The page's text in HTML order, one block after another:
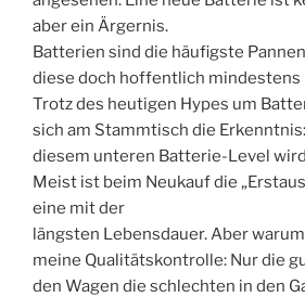
aber ein Ärgernis.
Batterien sind die häufigste
diese doch hoffentlich mindestens
Trotz des heutigen Hypes um
sich am Stammtisch die
diesem unteren Batterie-Level
Meist ist beim Neukauf die
eine mit der
längsten Lebensdauer. Aber
meine Qualitätskontrolle: Nur die
den Wagen die schlechten in den